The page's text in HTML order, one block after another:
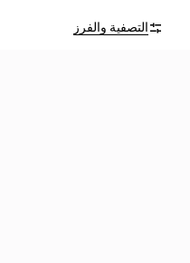
التصفية والفرز